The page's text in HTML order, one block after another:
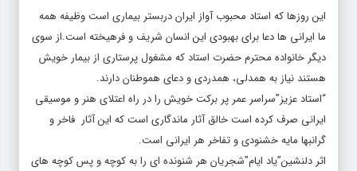
این روزها که استاد محبوب آواز ایران دربستر بیماری است وظیفه همه
ما ایرانی ها دعا برای بهبودی این انسان شریف و فرهیخته است.از سوی
دیگر خانواده محترم حضرت استاد که مشغول پرستاری از بیمار خویش
هستند نیاز به همدلی، همدردی و دعای هموطنان دارند.
“استاد عزیز”سراسر عمر پر برکت خویش را در راه اعتلای هنر و موسیقی
ایرانی صرف کرده است خالق آثار ماندگاری است که این آثار فاخر و
گرانبها مایه خشنودی و تفاخر هر ایرانی است.
اثر دلنشین”یاد ایام”شجریان هر شنونده ای را به کوچه و پس کوچه های